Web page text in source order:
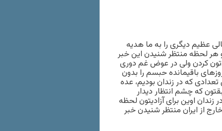
عظیم دیگری را به ما هدیه
و هر لحظه منتظر شنیدن این خبر
کردن ولی در عوض غم دوری
باقیمانده حبسم را بدون
که در زندان بودیم، عده
که چشم انتظار دیدار
اوین برای آزادیتون لحظه
از ایران منتظر شنیدن خبر